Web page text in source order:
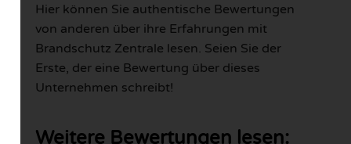
Hier können Sie authentische Bewertungen
von anderen über ihre Erfahrungen mit
Brandschutz Zentrale lesen. Seien Sie der
Erste, der eine Bewertung über dieses
Unternehmen schreibt!
Weitere Bewertungen lesen: